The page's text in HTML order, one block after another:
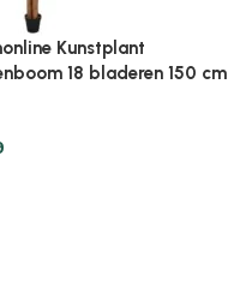
Kunstplant met pot
60 cm groen